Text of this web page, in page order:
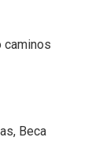
caminos
Beca